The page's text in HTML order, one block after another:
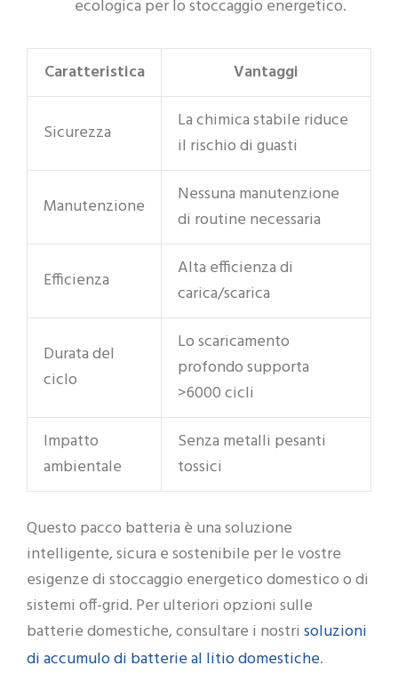
ecologica per lo stoccaggio energetico.
Caratteristica Vantaggi
Sicurezza
La chimica stabile riduce
il rischio di guasti
Manutenzione
Nessuna manutenzione
di routine necessaria
Efficienza
Alta efficienza di
carica/scarica
Durata del
ciclo
Lo scaricamento
profondo supporta
>6000 cicli
Impatto
ambientale
Senza metalli pesanti
tossici
Questo pacco batteria è una soluzione
intelligente, sicura e sostenibile per le vostre
esigenze di stoccaggio energetico domestico o di
sistemi off-grid. Per ulteriori opzioni sulle
batterie domestiche, consultare i nostri soluzioni
di accumulo di batterie al litio domestiche.